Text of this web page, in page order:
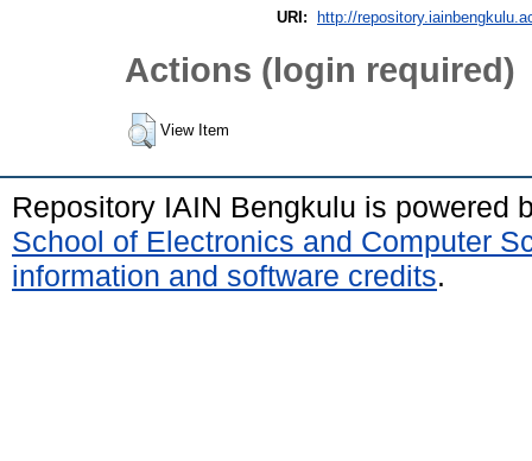
URI:
http://
Actions (login required)
View Item
Repository IAIN Bengkulu is powered
School of Electronics and Computer
information and software credits.